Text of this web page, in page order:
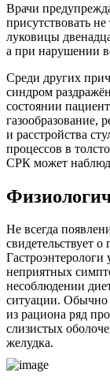
Врачи
присутствовать
луковицы
а при нарушении
Среди других
синдром
состоянии
газообразование,
и расстройства
процессов в
СРК может
Не всегда
свидетельствует о
неприятных
несоблюдении
ситуации. Обычно
из рациона ряд
слизистых
желудка.